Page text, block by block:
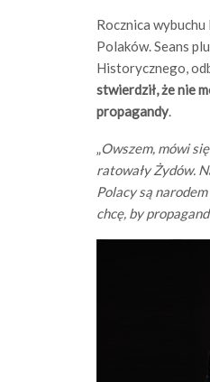
Rocznica
Polaków. Seans
Historycznego,
stwierdził, żenie
propagandy.
„Owszem, mówi
ratowały Żydów.
Polacy są
chcę, by